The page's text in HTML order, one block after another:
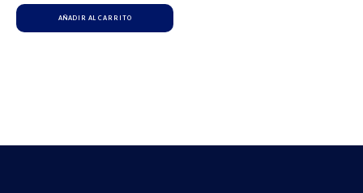
AÑADIR AL CARRITO